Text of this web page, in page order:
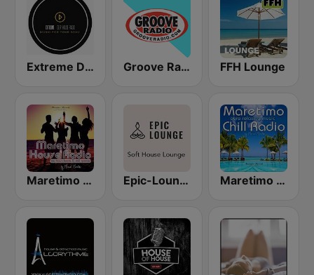
Extreme Deep House Radio Groove Radio FFH Lounge
Maretimo House Radio Epic-Lounge - Soft House Lounge Maretimo Chill Radio